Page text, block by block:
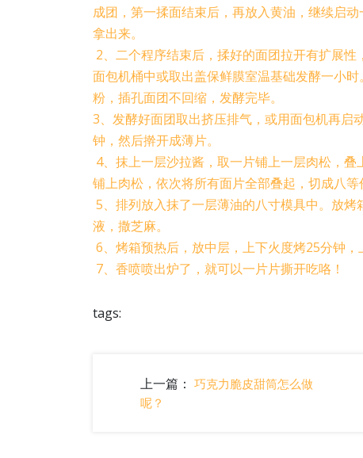
成团，第一揉面结束后，再放入黄油，继续启
拿出来。
2、二个程序结束后，揉好的面团拉开有扩展
面包机桶中或取出盖保鲜膜室温基础发酵一小
粉，插孔面团不回缩，发酵完毕。
3、发酵好面团取出挤压排气，或用面包机再启
钟，然后擀开成薄片。
4、抹上一层沙拉酱，取一片铺上一层肉松，叠
铺上肉松，依次将所有面片全部叠起，切成八等
5、排列放入抹了一层薄油的八寸模具中。放
液，撒芝麻。
6、烤箱预热后，放中层，上下火度烤25分钟，
7、香喷喷出炉了，就可以一片片撕开吃咯！
tags:
上一篇： 巧克力脆皮甜筒怎么做
呢？